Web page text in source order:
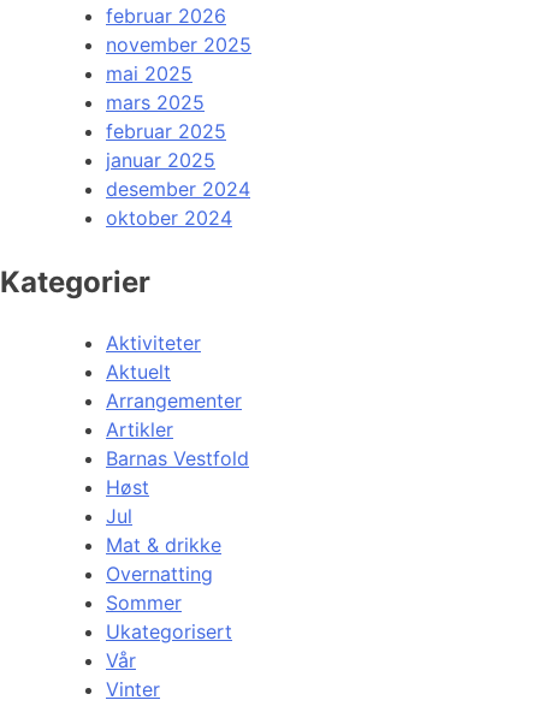
februar 2026
november 2025
mai 2025
mars 2025
februar 2025
januar 2025
desember 2024
oktober 2024
Kategorier
Aktiviteter
Aktuelt
Arrangementer
Artikler
Barnas Vestfold
Høst
Jul
Mat & drikke
Overnatting
Sommer
Ukategorisert
Vår
Vinter